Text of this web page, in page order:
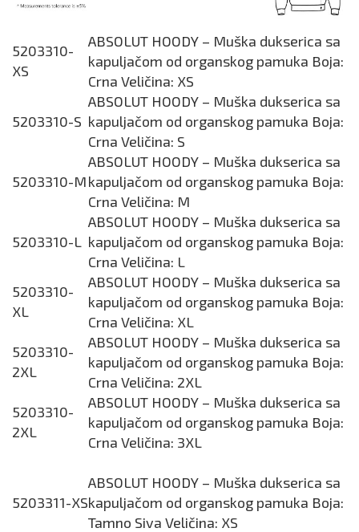
5203310-
XS
ABSOLUT HOODY – Muška dukserica sa
kapuljačom od organskog pamuka Boja:
Crna Veličina: XS
5203310-S
ABSOLUT HOODY – Muška dukserica sa
kapuljačom od organskog pamuka Boja:
Crna Veličina: S
5203310-M
ABSOLUT HOODY – Muška dukserica sa
kapuljačom od organskog pamuka Boja:
Crna Veličina: M
5203310-L
ABSOLUT HOODY – Muška dukserica sa
kapuljačom od organskog pamuka Boja:
Crna Veličina: L
5203310-
XL
ABSOLUT HOODY – Muška dukserica sa
kapuljačom od organskog pamuka Boja:
Crna Veličina: XL
5203310-
2XL
ABSOLUT HOODY – Muška dukserica sa
kapuljačom od organskog pamuka Boja:
Crna Veličina: 2XL
5203310-
2XL
ABSOLUT HOODY – Muška dukserica sa
kapuljačom od organskog pamuka Boja:
Crna Veličina: 3XL
5203311-XS
ABSOLUT HOODY – Muška dukserica sa
kapuljačom od organskog pamuka Boja:
Tamno Siva Veličina: XS